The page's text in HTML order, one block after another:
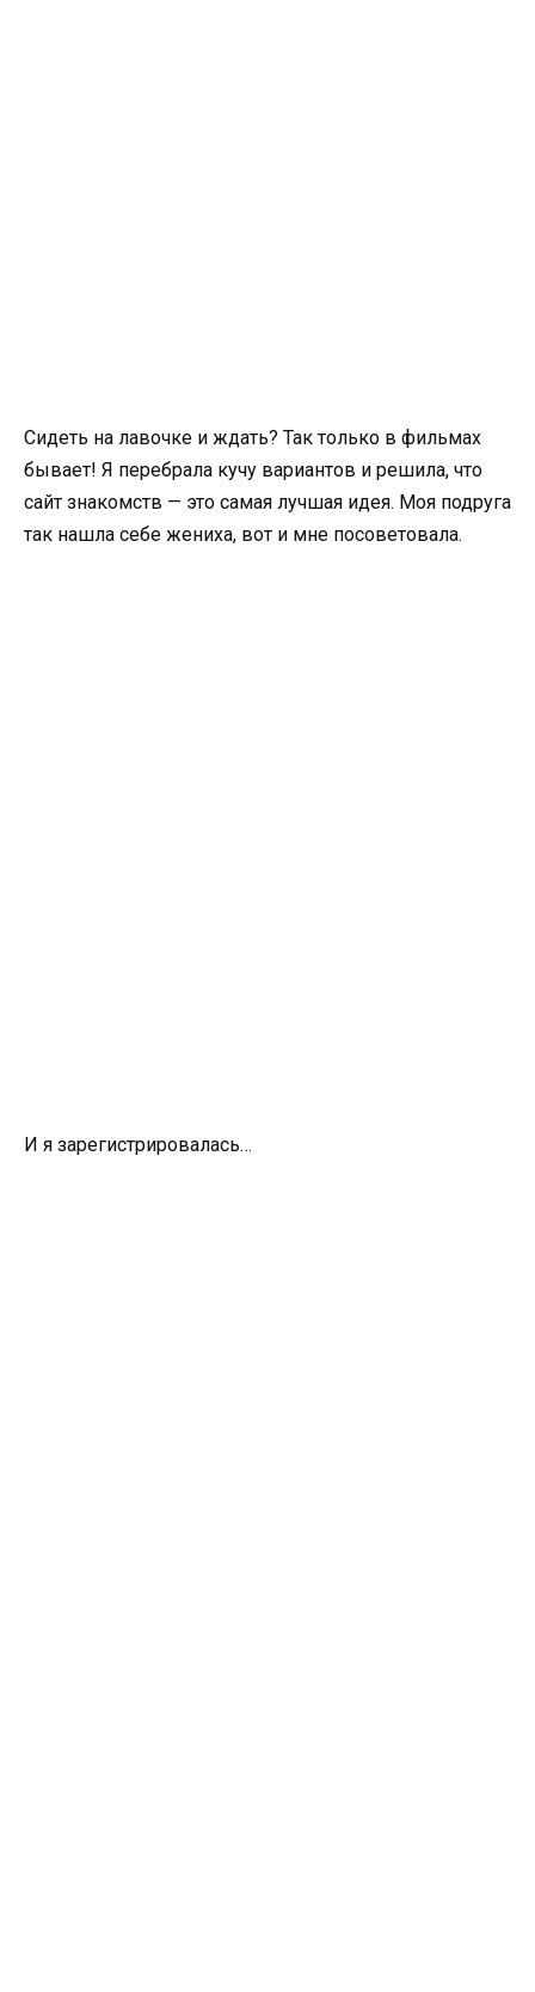
Сидеть на лавочке и ждать? Так только в фильмах
бывает! Я перебрала кучу вариантов и решила, что
сайт знакомств — это самая лучшая идея. Моя подруга
так нашла себе жениха, вот и мне посоветовала.
И я зарегистрировалась…